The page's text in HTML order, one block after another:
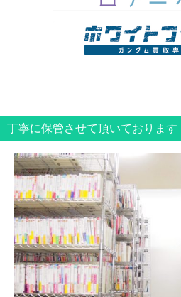
丁寧に保管させて頂いております